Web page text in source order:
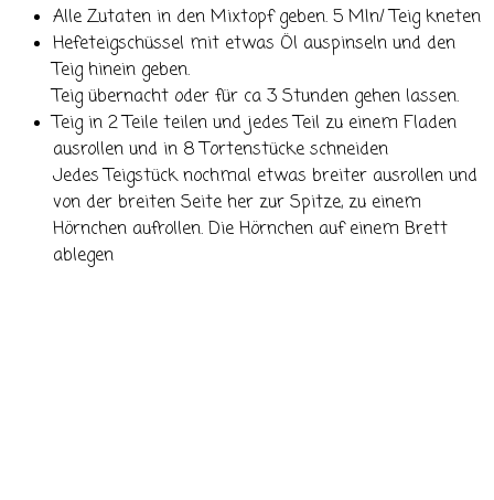
Alle Zutaten in den Mixtopf geben. 5 MIn/ Teig kneten
Hefeteigschüssel mit etwas Öl auspinseln und den
Teig hinein geben.
Teig übernacht oder für ca 3 Stunden gehen lassen.
Teig in 2 Teile teilen und jedes Teil zu einem Fladen
ausrollen und in 8 Tortenstücke schneiden
Jedes Teigstück nochmal etwas breiter ausrollen und
von der breiten Seite her zur Spitze, zu einem
Hörnchen aufrollen. Die Hörnchen auf einem Brett
ablegen